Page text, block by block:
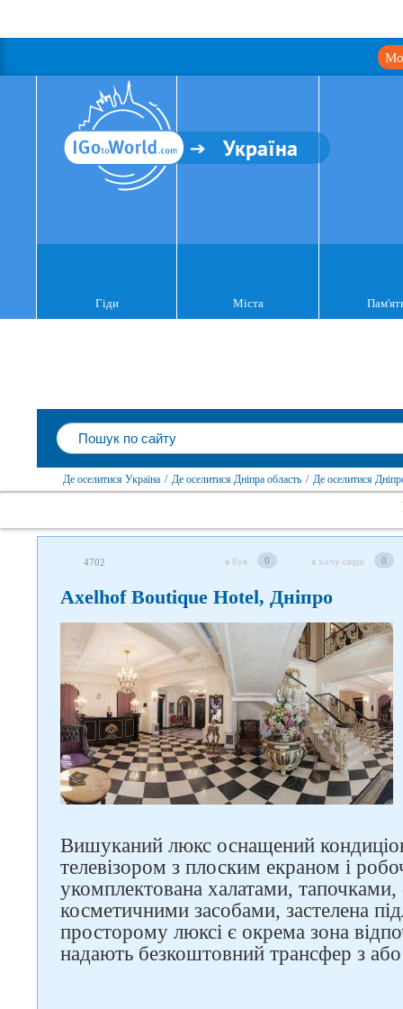
Україна
Гіди Міста
Де оселитися Україна / Де оселитися Дніпра область / Де оселитися
4702 я був 0 я хочу сюди 0
Axelhof Boutique Hotel, Дніпро
Вишуканий люкс оснащений
телевізором з плоским екраном і
укомплектована халатами,
косметичними засобами, застелена
просторому люксі є окрема зона
надають безкоштовний трансфер з
Слідкуйте за нами в
соцмережах